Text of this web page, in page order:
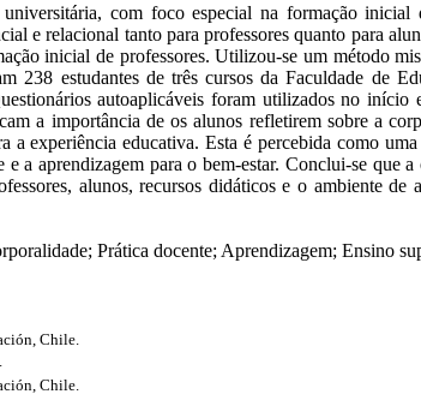
com foco especial na formação
e relacional tanto para professores quanto para
inicial de professores. Utilizou-se um método
238 estudantes de três cursos da Faculdade de
autoaplicáveis foram utilizados no
a importância de os alunos refletirem sobre a
a experiência educativa. Esta é percebida como
a aprendizagem para o bem-estar. Conclui-se que
alunos, recursos didáticos e o ambiente
Prática docente; Aprendizagem; Ensino
Chile.
Chile.